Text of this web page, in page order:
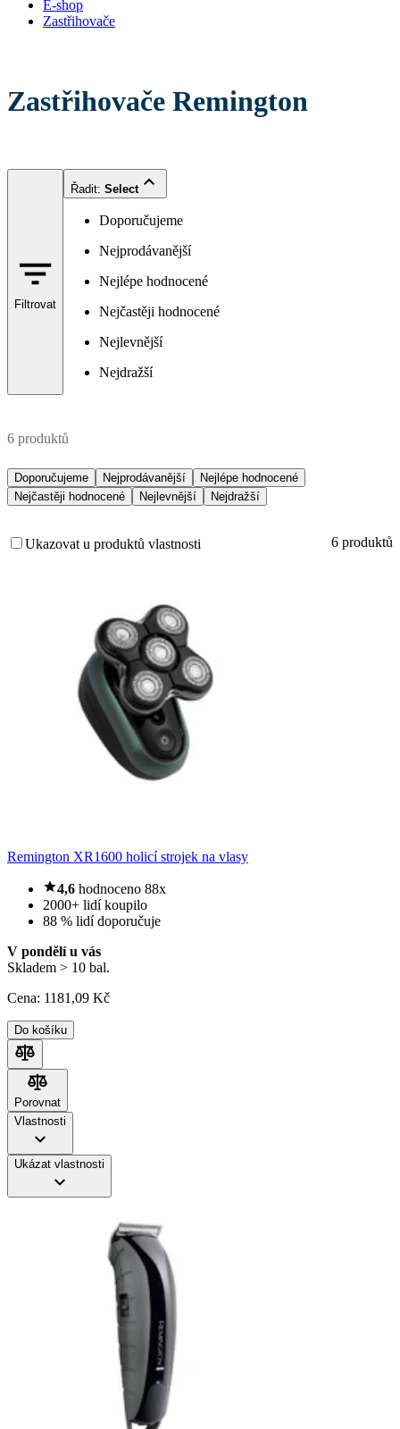
E-shop
Zastřihovače
Zastřihovače Remington
Filtrovat
Řadit: Select
Doporučujeme
Nejprodávanější
Nejlépe hodnocené
Nejčastěji hodnocené
Nejlevnější
Nejdražší
6 produktů
Doporučujeme Nejprodávanější
Nejlépe hodnocené
Nejčastěji hodnocené
Nejlevnější Nejdražší
Ukazovat u produktů vlastnosti 6 produktů
Remington XR1600 holicí strojek na vlasy
4,6 hodnoceno 88x
2000+ lidí koupilo
88 % lidí doporučuje
V pondělí u vás
Skladem > 10 bal.
Cena: 1181 ,09 Kč
Do košíku
Porovnat
Porovnat
Vlastnosti
Ukázat vlastnosti